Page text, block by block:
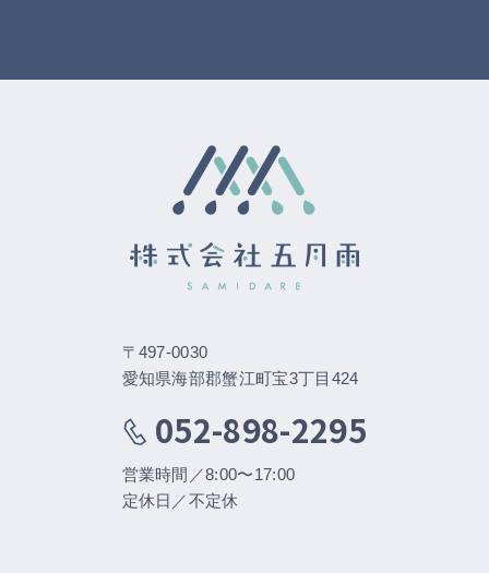
〒497-0030
愛知県海部郡蟹江町宝3丁目424
052-898-2295
営業時間／8:00〜17:00
定休日／不定休